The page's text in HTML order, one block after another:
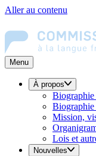
Aller au contenu
Menu
À propos
Biographie
Biographie
Mission,
Lois et
Nouvelles